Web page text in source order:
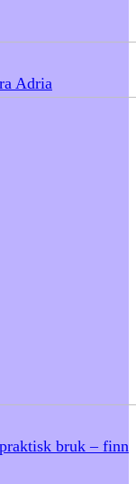
Adria
bruk – finn